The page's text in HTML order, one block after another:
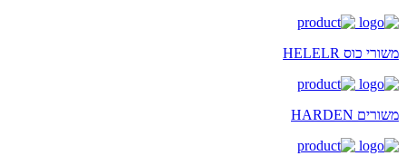
משורי כוס HELELR
משורים HARDEN